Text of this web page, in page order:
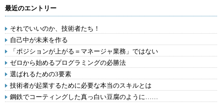
最近のエントリー
それでいいのか、技術者たち！
自己中が未来を作る
「ポジションが上がる＝マネージャ業務」ではない
ゼロから始めるプログラミングの必勝法
選ばれるための3要素
技術者が起業するために必要な本当のスキルとは
鋼鉄でコーティングした真っ白い豆腐のように……